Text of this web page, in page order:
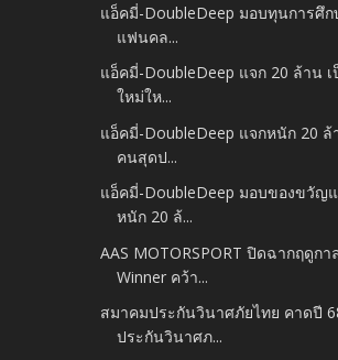
แอ็คมี่-DoubleDeep มอบทุนการศึ
แฟนคล...
แอ็คมี่-DoubleDeep แจก 20 ล้าน
ใหม่ให...
แอ็คมี่-DoubleDeep แจกหนัก 20 ล้
คนสุดป...
แอ็คมี่-DoubleDeep มอบของขวัญ
หนัก 20 ล้...
AAS MOTORSPORT ปิดฉากฤดูก
Winner คว้า...
สมาคมประกันวินาศภัยไทย คาดปี
ประกันวินาศภ...